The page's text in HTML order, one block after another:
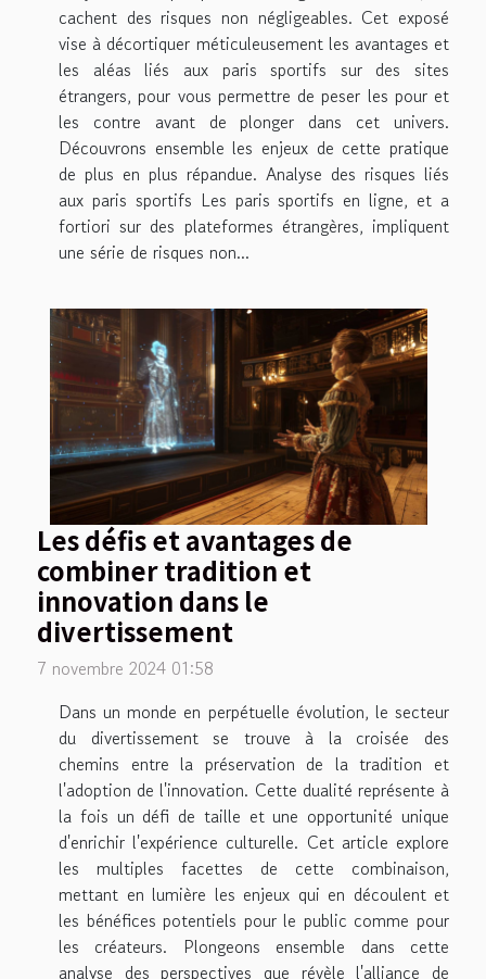
cachent des risques non négligeables. Cet exposé
vise à décortiquer méticuleusement les avantages et
les aléas liés aux paris sportifs sur des sites
étrangers, pour vous permettre de peser les pour et
les contre avant de plonger dans cet univers.
Découvrons ensemble les enjeux de cette pratique
de plus en plus répandue. Analyse des risques liés
aux paris sportifs Les paris sportifs en ligne, et a
fortiori sur des plateformes étrangères, impliquent
une série de risques non...
Les défis et avantages de
combiner tradition et
innovation dans le
divertissement
7 novembre 2024 01:58
Dans un monde en perpétuelle évolution, le secteur
du divertissement se trouve à la croisée des
chemins entre la préservation de la tradition et
l'adoption de l'innovation. Cette dualité représente à
la fois un défi de taille et une opportunité unique
d'enrichir l'expérience culturelle. Cet article explore
les multiples facettes de cette combinaison,
mettant en lumière les enjeux qui en découlent et
les bénéfices potentiels pour le public comme pour
les créateurs. Plongeons ensemble dans cette
analyse des perspectives que révèle l'alliance de